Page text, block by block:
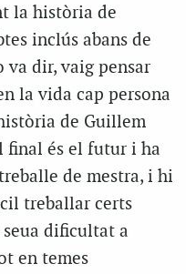
la història de
inclús abans de
va dir, vaig pensar
la vida cap persona
de Guillem
final és el futur i ha
de mestra, i hi
treballar certs
seua dificultat a
en temes